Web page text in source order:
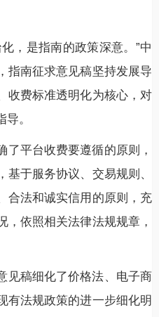
，是指南的政策深意。”中
指南征求意见稿坚持发展导
收费标准透明化为核心，对
。
了平台收费要遵循的原则，
于服务协议、交易规则、
合法和诚实信用的原则，充
，依照相关法律法规规章，
见稿细化了价格法、电子商
有法规政策的进一步细化明